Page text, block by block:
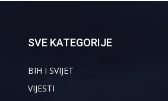
SVE KATEGORIJE
BIH I SVIJET
VIJESTI